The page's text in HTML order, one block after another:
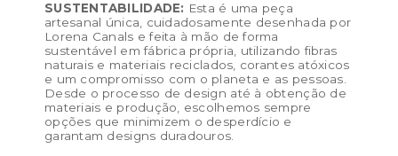
SUSTENTABILIDADE: Esta é uma peça
artesanal única, cuidadosamente desenhada por
Lorena Canals e feita à mão de forma
sustentável em fábrica própria, utilizando fibras
naturais e materiais reciclados, corantes atóxicos
e um compromisso com o planeta e as pessoas.
Desde o processo de design até à obtenção de
materiais e produção, escolhemos sempre
opções que minimizem o desperdício e
garantam designs duradouros.